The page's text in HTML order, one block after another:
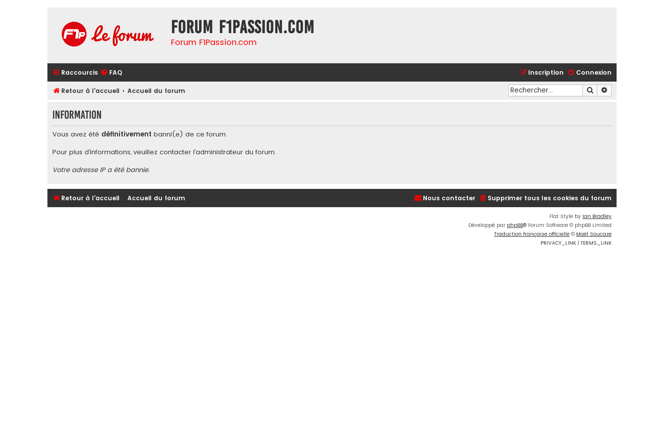
Forum F1Passion.com
Forum F1Passion.com
Raccourcis FAQ Connexion
Inscription
Retour à l'accueil Accueil du forum Rechercher
Information
Vous avez été définitivement banni(e) de ce forum.
Pour plus d’informations, veuillez contacter l’administrateur du forum.
Votre adresse IP a été bannie.
Retour à l'accueil Accueil du forum Supprimer tous les cookies du forum
Nous contacter
Flat Style by Ian Bradley
Développé par phpBB® Forum Software © phpBB Limited
Traduction française officielle © Maël Soucaze
PRIVACY_LINK | TERMS_LINK